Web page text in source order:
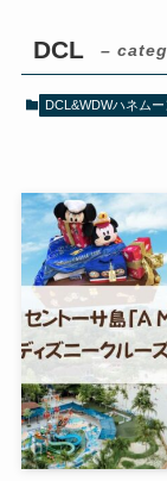
DCL –
DCL&WDWハネムー